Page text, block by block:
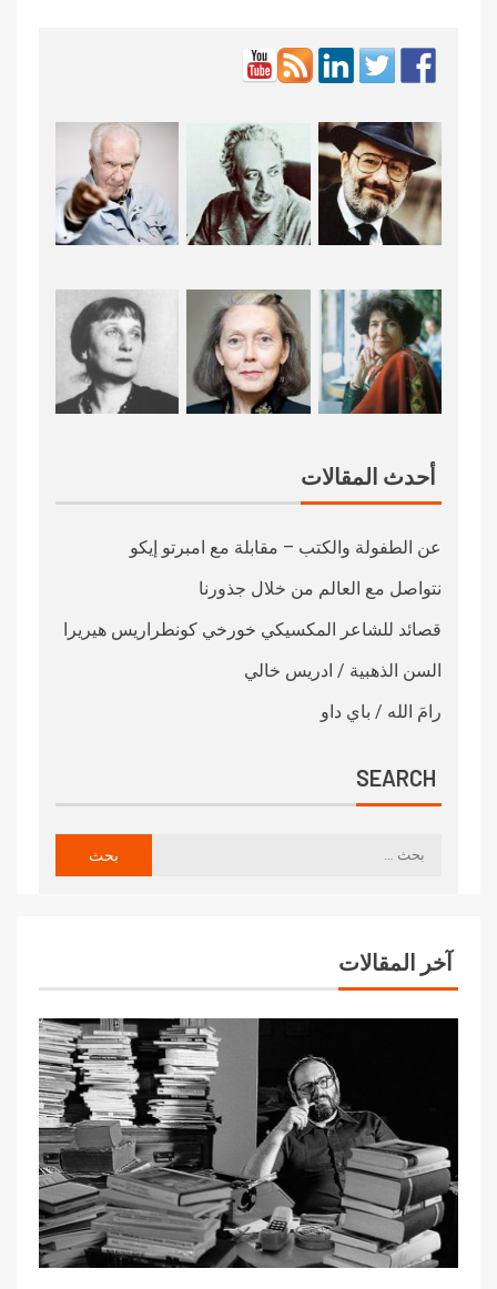
أحدث المقالات
عن الطفولة والكتب – مقابلة مع امبرتو إيكو
نتواصل مع العالم من خلال جذورنا
قصائد للشاعر المكسيكي خورخي كونطراريس هيريرا
السن الذهبية / ادريس خالي
رامَ الله / باي داو
SEARCH
آخر المقالات